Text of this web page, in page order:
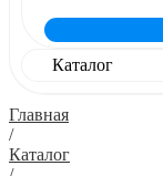
Каталог
Главная
/
Каталог